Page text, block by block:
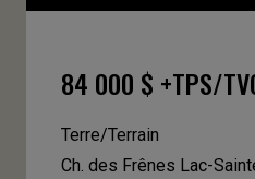
84 000 $ +TPS/
Terre/Terrain
Ch. des Frênes Lac-